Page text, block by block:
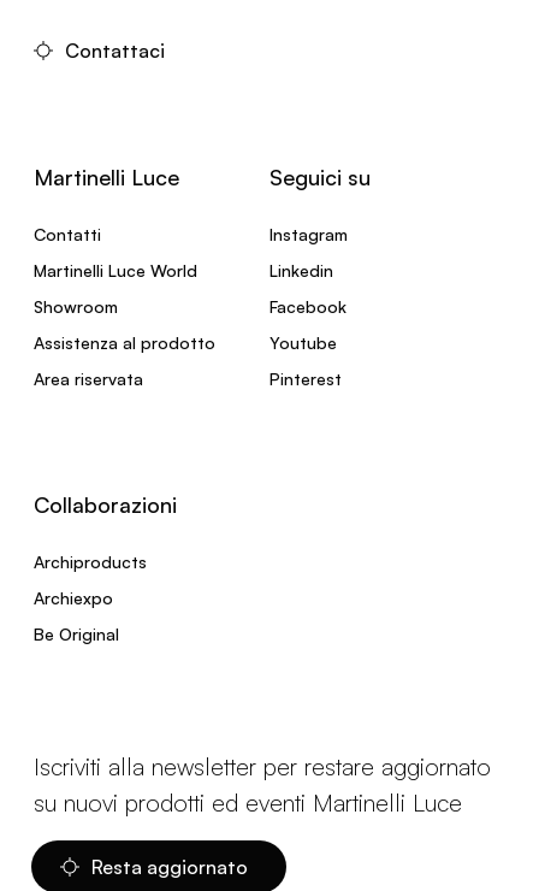
Contattaci
Martinelli Luce
Contatti
Martinelli Luce World
Showroom
Assistenza al prodotto
Area riservata
Seguici su
Instagram
Linkedin
Facebook
Youtube
Pinterest
Collaborazioni
Archiproducts
Archiexpo
Be Original
Iscriviti alla newsletter per restare aggiornato
su nuovi prodotti ed eventi Martinelli Luce
Resta aggiornato